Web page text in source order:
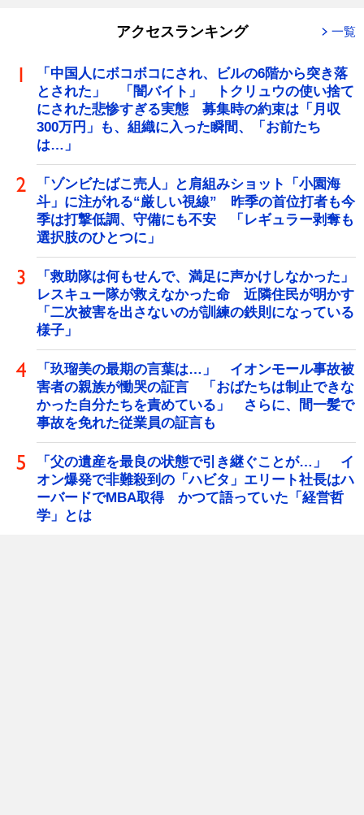
アクセスランキング 一覧
「中国人にボコボコにされ、ビルの6階から突き落
とされた」 「闇バイト」 トクリュウの使い捨て
にされた悲惨すぎる実態 募集時の約束は「月収
300万円」も、組織に入った瞬間、「お前たち
は…」
「ゾンビたばこ売人」と肩組みショット「小園海
斗」に注がれる“厳しい視線” 昨季の首位打者も今
季は打撃低調、守備にも不安 「レギュラー剥奪も
選択肢のひとつに」
「救助隊は何もせんで、満足に声かけしなかった」
レスキュー隊が救えなかった命 近隣住民が明かす
「二次被害を出さないのが訓練の鉄則になっている
様子」
「玖瑠美の最期の言葉は…」 イオンモール事故被
害者の親族が慟哭の証言 「おばたちは制止できな
かった自分たちを責めている」 さらに、間一髪で
事故を免れた従業員の証言も
「父の遺産を最良の状態で引き継ぐことが…」 イ
オン爆発で非難殺到の「ハビタ」エリート社長はハ
ーバードでMBA取得 かつて語っていた「経営哲
学」とは